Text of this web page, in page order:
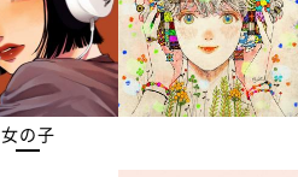
女の子